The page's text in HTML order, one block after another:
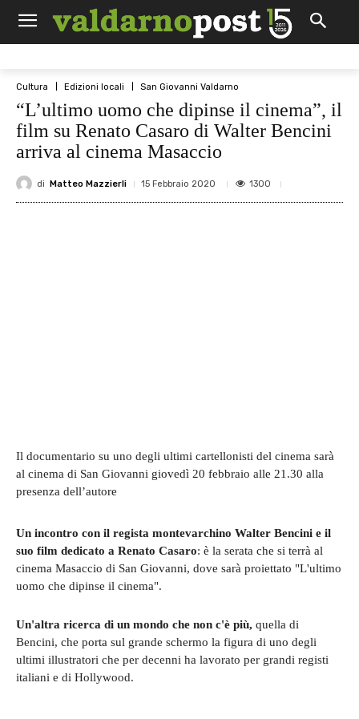
Cultura Edizioni locali San Giovanni Valdarno
“L’ultimo uomo che dipinse il cinema”, il
film su Renato Casaro di Walter Bencini
arriva al cinema Masaccio
di Matteo Mazzierli 15 Febbraio 2020 1300
Il documentario su uno degli ultimi cartellonisti del cinema sarà
al cinema di San Giovanni giovedì 20 febbraio alle 21.30 alla
presenza dell’autore
Un incontro con il regista montevarchino Walter Bencini e il
suo film dedicato a Renato Casaro: è la serata che si terrà al
cinema Masaccio di San Giovanni, dove sarà proiettato "L'ultimo
uomo che dipinse il cinema".
Un'altra ricerca di un mondo che non c'è più, quella di
Bencini, che porta sul grande schermo la figura di uno degli
ultimi illustratori che per decenni ha lavorato per grandi registi
italiani e di Hollywood.